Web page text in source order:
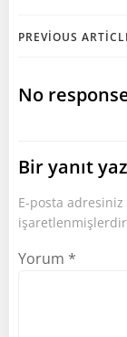
Post
PREVIOUS
No
Bir yanıt
E-posta adresiniz
işaretlenmişlerdir
Yorum *